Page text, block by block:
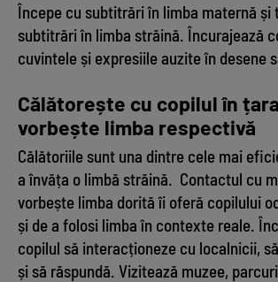
Începe cu subtitrări în limba maternă
subtitrări în limba străină. Încurajează
cuvintele și expresiile auzite în desene
Călătorește cu copilul în
vorbește limba respectivă
Călătoriile sunt una dintre cele mai
a învăța o limbă străină. Contactul cu
vorbește limba dorită îi oferă copilului
și de a folosi limba în contexte reale.
copilul să interacționeze cu localnicii,
și să răspundă. Vizitează muzee,